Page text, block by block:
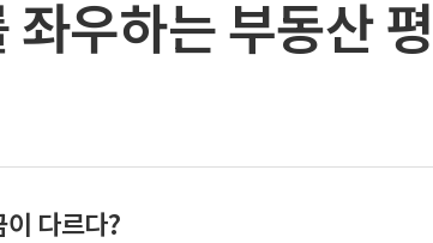
우하는 부동산
다르다?